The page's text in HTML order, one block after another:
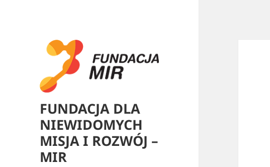
FUNDACJA DLA
NIEWIDOMYCH
MISJA I ROZWÓJ –
MIR